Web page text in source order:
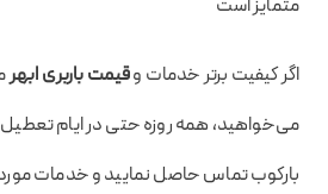
اگر کیفیت برتر خدمات وقیمت باربری ابهر
می‌خواهید، همه روزه حتی در ایام تعطیل
بارکوب تماس حاصل نمایید و خدمات مورد